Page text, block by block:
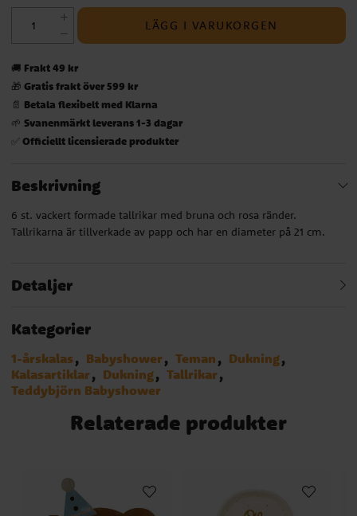
LÄGG I VARUKORGEN
🚚 Frakt 49 kr
🎁 Gratis frakt över 599 kr
📄 Betala flexibelt med Klarna
🌱 Svanenmärkt leverans 1-3 dagar
✅ Officiellt licensierade produkter
Beskrivning
6 st. vackert formade tallrikar med bruna och rosa ränder.
Tallrikarna är tillverkade av papp och har en diameter på 21 cm.
Detaljer
Kategorier
1-årskalas Babyshower Teman
Dukning
Kalasartiklar
Dukning
Tallrikar
Teddybjörn Babyshower
Relaterade produkter